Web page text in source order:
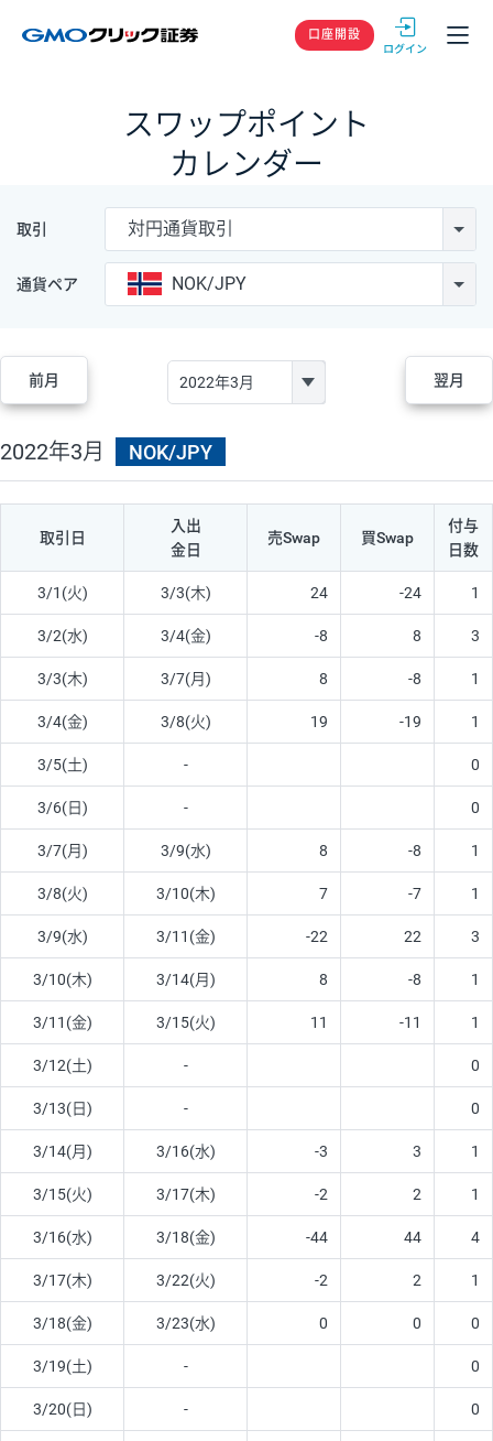
GMOクリック
口座開設
スワップポイント
カレンダー
取引 対円通貨取引
通貨ペア NOK/JPY
前月 翌月
2022年3月 NOK/JPY
取引日
入出
金日
売Swap 買Swap
付与
日数
3/1(火) 3/3(木) 24 -24 1
3/2(水) 3/4(金) -8 8 3
3/3(木) 3/7(月) 8 -8 1
3/4(金) 3/8(火) 19 -19 1
3/5(土) - 0
3/6(日) - 0
3/7(月) 3/9(水) 8 -8 1
3/8(火) 3/10(木) 7 -7 1
3/9(水) 3/11(金) -22 22 3
3/10(木) 3/14(月) 8 -8 1
3/11(金) 3/15(火) 11 -11 1
3/12(土) - 0
3/13(日) - 0
3/14(月) 3/16(水) -3 3 1
3/15(火) 3/17(木) -2 2 1
3/16(水) 3/18(金) -44 44 4
3/17(木) 3/22(火) -2 2 1
3/18(金) 3/23(水) 0 0 0
3/19(土) - 0
3/20(日) - 0